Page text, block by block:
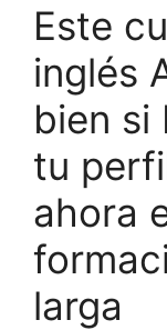
Este
inglés
bien si
tu
ahora
larga